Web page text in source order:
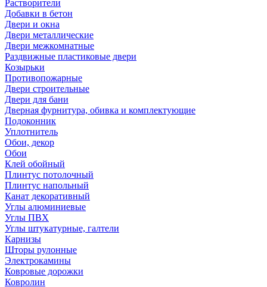
Растворители
Добавки в бетон
Двери и окна
Двери металлические
Двери межкомнатные
Раздвижные пластиковые двери
Козырьки
Противопожарные
Двери строительные
Двери для бани
Дверная фурнитура, обивка и комплектующие
Подоконник
Уплотнитель
Обои, декор
Обои
Клей обойный
Плинтус потолочный
Плинтус напольный
Канат декоративный
Углы алюминиевые
Углы ПВХ
Углы штукатурные, галтели
Карнизы
Шторы рулонные
Электрокамины
Ковровые дорожки
Ковролин